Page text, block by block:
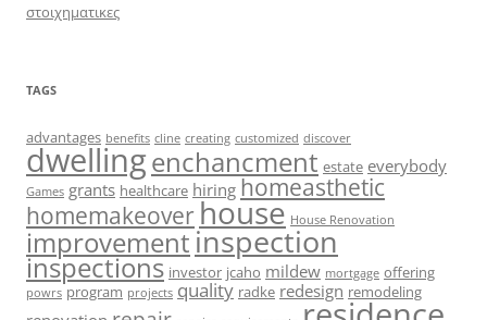
στοιχηματικες
TAGS
advantages benefits cline creating customized discover
dwellingenchancment estate everybody
Games grants healthcare hiringhomeasthetic
homemakeover house House Renovation
improvement inspection
inspections investor jcaho mildew mortgage offering
powrs program projects quality radke redesign remodeling